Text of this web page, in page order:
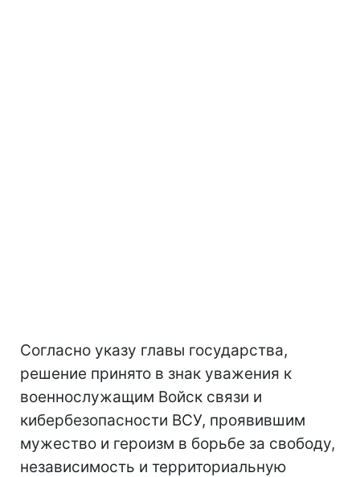
Согласно указу главы государства,
решение принято в знак уважения к
военнослужащим Войск связи и
кибербезопасности ВСУ, проявившим
мужество и героизм в борьбе за свободу,
независимость и территориальную